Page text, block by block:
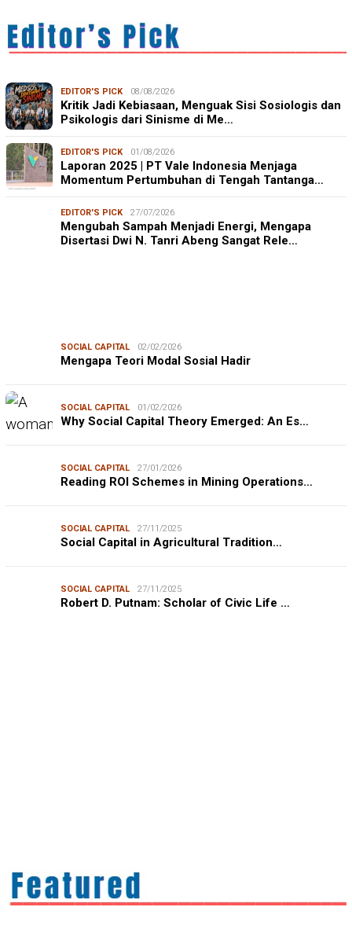
EDITOR'S PICK 08/08/2026
Kritik Jadi Kebiasaan, Menguak Sisi Sosiologis dan
Psikologis dari Sinisme di Me…
EDITOR'S PICK 01/08/2026
Laporan 2025 | PT Vale Indonesia Menjaga
Momentum Pertumbuhan di Tengah Tantanga…
EDITOR'S PICK 27/07/2026
Mengubah Sampah Menjadi Energi, Mengapa
Disertasi Dwi N. Tanri Abeng Sangat Rele…
SOCIAL CAPITAL 02/02/2026
Mengapa Teori Modal Sosial Hadir
SOCIAL CAPITAL 01/02/2026
Why Social Capital Theory Emerged: An Es…
SOCIAL CAPITAL 27/01/2026
Reading ROI Schemes in Mining Operations…
SOCIAL CAPITAL 27/11/2025
Social Capital in Agricultural Tradition…
SOCIAL CAPITAL 27/11/2025
Robert D. Putnam: Scholar of Civic Life …